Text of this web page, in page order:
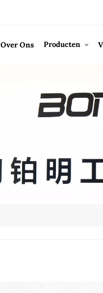
Over Ons Producten